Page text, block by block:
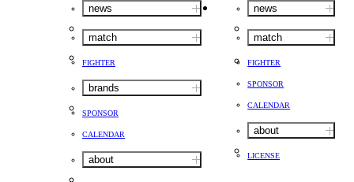
news
match
FIGHTER
brands
SPONSOR
CALENDAR
about
news
match
FIGHTER
SPONSOR
CALENDAR
about
LICENSE